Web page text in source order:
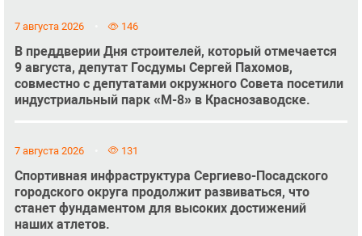
7 августа 2026 146
В преддверии Дня строителей, который отмечается
9 августа, депутат Госдумы Сергей Пахомов,
совместно с депутатами окружного Совета посетили
индустриальный парк «М-8» в Краснозаводске.
7 августа 2026 131
Спортивная инфраструктура Сергиево-Посадского
городского округа продолжит развиваться, что
станет фундаментом для высоких достижений
наших атлетов.